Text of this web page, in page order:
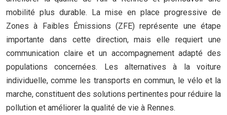
mobilité plus durable. La mise en place progressive de
Zones à Faibles Émissions (ZFE) représente une étape
importante dans cette direction, mais elle requiert une
communication claire et un accompagnement adapté des
populations concernées. Les alternatives à la voiture
individuelle, comme les transports en commun, le vélo et la
marche, constituent des solutions pertinentes pour réduire la
pollution et améliorer la qualité de vie à Rennes.